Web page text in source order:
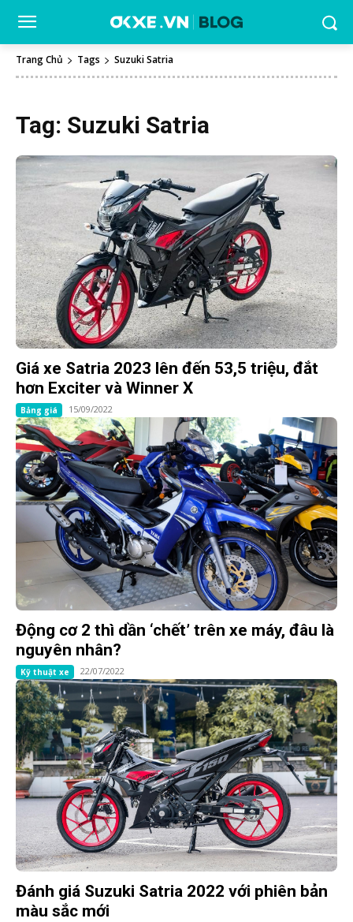
Trang Chủ Tags Suzuki Satria
Tag: Suzuki Satria
Giá xe Satria 2023 lên đến 53,5 triệu, đắt
hơn Exciter và Winner X
Bảng giá 15/09/2022
Động cơ 2 thì dần ‘chết’ trên xe máy, đâu là
nguyên nhân?
Kỹ thuật xe 22/07/2022
Đánh giá Suzuki Satria 2022 với phiên bản
màu sắc mới